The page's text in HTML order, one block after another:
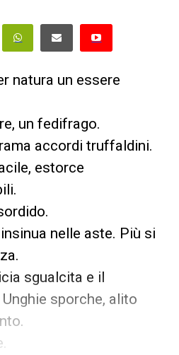
natura un essere
un fedifrago.
accordi truffaldini.
estorce
nelle aste. Più si
sgualcita e il
sporche, alito